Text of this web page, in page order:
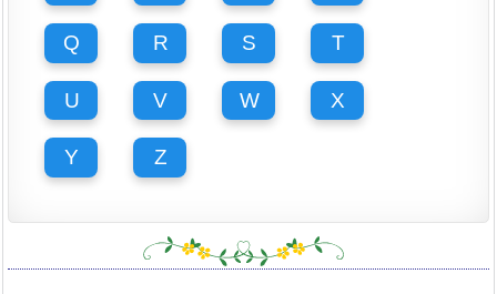
Q R S T
U V W X
Y Z